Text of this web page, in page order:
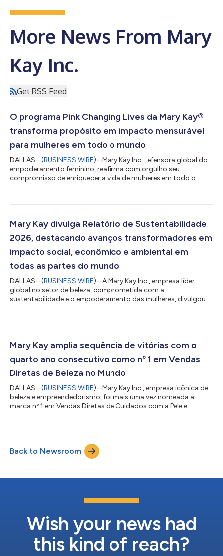
More News From Mary
Kay Inc.
Get RSS Feed
O programa Pink Changing Lives da Mary Kay®
transforma propósito em impacto mensurável
para mulheres em todo o mundo
DALLAS--(BUSINESS WIRE)--Mary Kay Inc. , efensora global do
empoderamento feminino, reafirma com orgulho seu
compromisso de enriquecer a vida de mulheres em todo o
combina doações com propósito e marketing de causa para
comunidades. Desde 1996, o programa já destinou mais de
230 milhões de dólares em doações monetárias e de prod...
Mary Kay divulga Relatório de Sustentabilidade
2026, destacando avanços transformadores em
impacto social, econômico e ambiental em
todas as partes do mundo
DALLAS--(BUSINESS WIRE)--A Mary Kay Inc., empresa líder
global no setor de beleza, comprometida com a
sustentabilidade e o empoderamento das mulheres, divulgou
2030 e comemora as conquistas de 2025 e as mais recentes,
globalmente. O relatório anual destaca a dedicação de
décadas da Mary Kay à sustentabilidade social, econômica e
ambie...
Mary Kay amplia sequência de vitórias com o
quarto ano consecutivo como nº 1 em Vendas
Diretas de Beleza no Mundo
DALLAS--(BUSINESS WIRE)--Mary Kay Inc., empresa icônica de
beleza e empreendedorismo, foi mais uma vez nomeada a
marca nº 1 em Vendas Diretas de Cuidados com a Pele e
Euromonitor pelo quarto ano consecutivo é um forte
reconhecimento do impacto de nossas Consultoras de Beleza
Independentes em todo o mundo, que impulsionam nosso
Back to Newsroom
Wish your news had
this kind of reach?